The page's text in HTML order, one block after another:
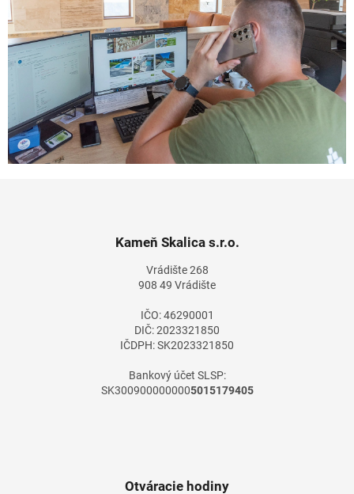
Kameň Skalica s.r.o.
Vrádište 268
908 49 Vrádište
IČO: 46290001
DIČ: 2023321850
IČDPH: SK2023321850
Bankový účet SLSP:
SK3009000000005015179405
Otváracie hodiny